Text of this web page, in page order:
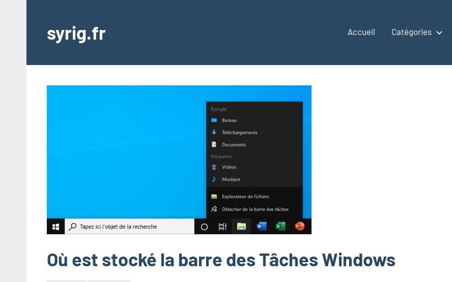
contenusyrig.fr Accueil Catégories
Où est stocké la barre des Tâches Windows